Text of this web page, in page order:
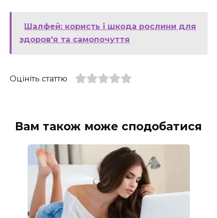
Шалфей: користь і шкода рослини для
здоров'я та самопочуття
Оцініть статтю
Вам також може сподобатися